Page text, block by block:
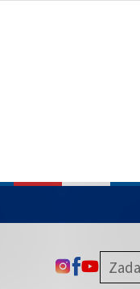
ODKAZ SA
ODKAZ SA
ODKAZ